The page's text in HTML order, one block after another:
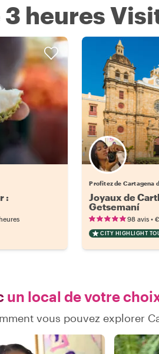
heures
:
Profitez de Cartagena
Joyaux de
Getsemaní
98 avis •
CITY HIGHLIGHT
un local de votre
vous pouvez explorer